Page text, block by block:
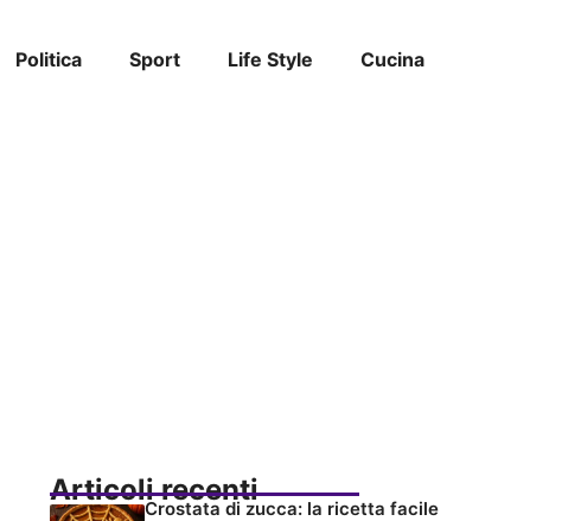
Politica Sport Life Style Cucina
Articoli recenti
Crostata di zucca: la ricetta facile